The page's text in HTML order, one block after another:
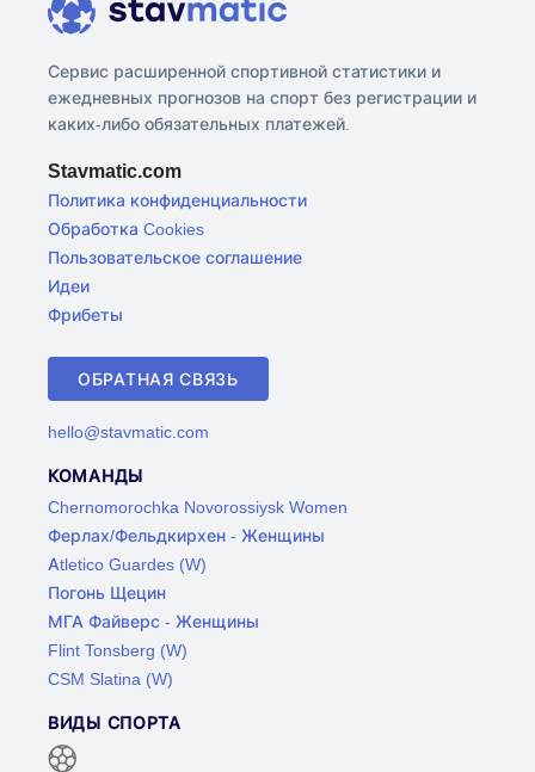
Сервис расширенной спортивной статистики и
ежедневных прогнозов на спорт без регистрации и
каких-либо обязательных платежей.
Stavmatic.com
Политика конфиденциальности
Обработка Cookies
Пользовательское соглашение
Идеи
Фрибеты
ОБРАТНАЯ СВЯЗЬ
hello@stavmatic.com
КОМАНДЫ
Chernomorochka Novorossiysk Women
Ферлах/Фельдкирхен - Женщины
Atletico Guardes (W)
Погонь Щецин
МГА Файверс - Женщины
Flint Tonsberg (W)
CSM Slatina (W)
ВИДЫ СПОРТА